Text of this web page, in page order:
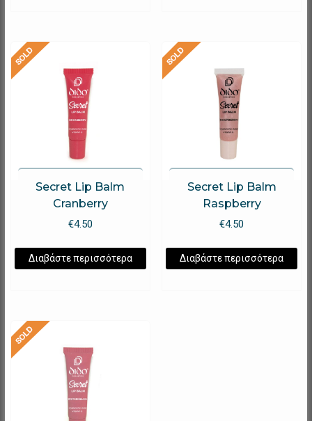
Secret Lip Balm
Cranberry
€4.50
Διαβάστε περισσότερα
Secret Lip Balm
Raspberry
€4.50
Διαβάστε περισσότερα